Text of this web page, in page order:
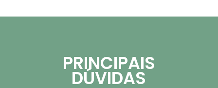
PRINCIPAIS
DÚVIDAS